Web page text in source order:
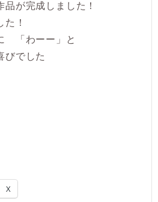
が完成しました！
！
「わーー」と
びでした
X